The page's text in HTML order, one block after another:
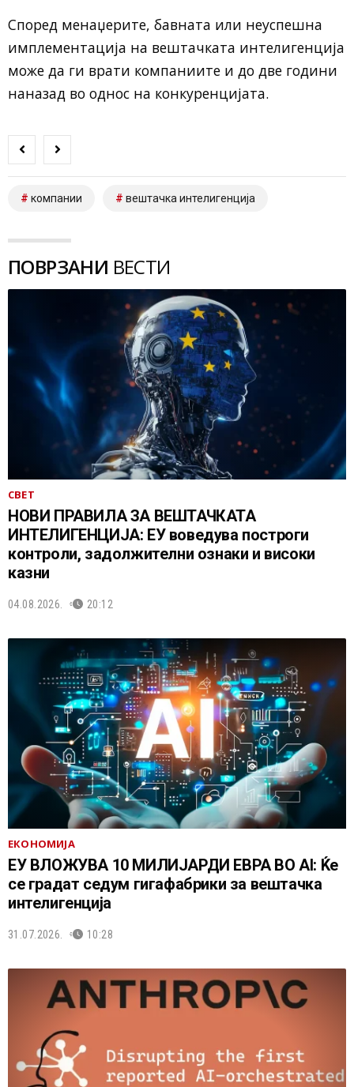
Според менаџерите, бавната или неуспешна
имплементација на вештачката интелигенција
може да ги врати компаниите и до две години
наназад во однос на конкуренцијата.
компании вештачка интелигенција
ПОВРЗАНИ ВЕСТИ
СВЕТ
НОВИ ПРАВИЛА ЗА ВЕШТАЧКАТА
ИНТЕЛИГЕНЦИЈА: ЕУ воведува построги
контроли, задолжителни ознаки и високи
казни
04.08.2026. 20:12
ЕКОНОМИЈА
ЕУ ВЛОЖУВА 10 МИЛИЈАРДИ ЕВРА ВО AI: Ќе
се градат седум гигафабрики за вештачка
интелигенција
31.07.2026. 10:28